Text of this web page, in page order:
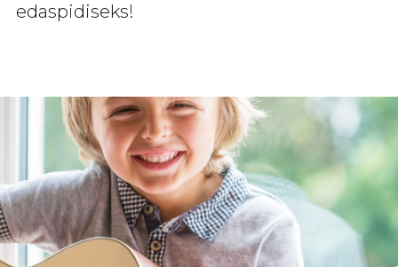
edaspidiseks!